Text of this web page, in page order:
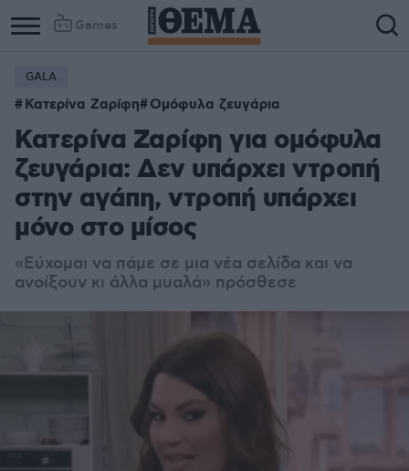
Games
GALA
Κατερίνα Ζαρίφη Ομόφυλα ζευγάρια
Κατερίνα Ζαρίφη για ομόφυλα
ζευγάρια: Δεν υπάρχει ντροπή
στην αγάπη, ντροπή υπάρχει
μόνο στο μίσος
«Εύχομαι να πάμε σε μια νέα σελίδα και να
ανοίξουν κι άλλα μυαλά» πρόσθεσε